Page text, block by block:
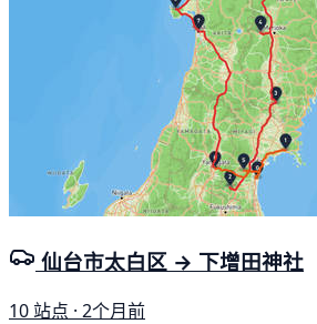
仙台市太白区 → 下增田神社
10 站点 · 2个月前